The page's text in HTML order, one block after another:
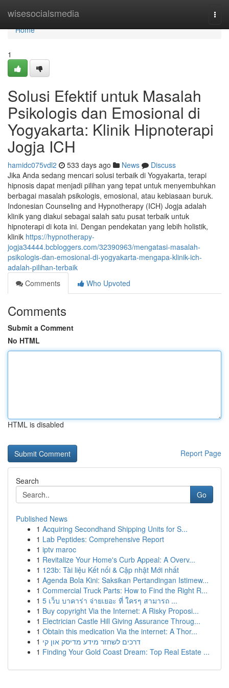
wisesocialsmedia
Home
Home
1
Solusi Efektif untuk Masalah
Psikologis dan Emosional di
Yogyakarta: Klinik Hipnoterapi
Jogja ICH
hamidc075vdl2 533 days ago News
Discuss
Jika Anda sedang mencari solusi terbaik di Yogyakarta, terapi
hipnosis dapat menjadi pilihan yang tepat untuk menyembuhkan
berbagai masalah psikologis, emosional, atau kebiasaan buruk.
Indonesian Counseling and Hypnotherapy (ICH) Jogja adalah
klinik yang diakui sebagai salah satu pusat terbaik untuk
hipnoterapi di kota ini. Dengan pendekatan yang lebih holistik,
klinik https://hypnotherapy-
jogja34444.bcbloggers.com/32390963/mengatasi-masalah-
psikologis-dan-emosional-di-yogyakarta-mengapa-klinik-ich-
adalah-pilihan-terbaik
Comments
Who Upvoted
Comments
Submit a Comment
No HTML
HTML is disabled
Report Page
Search
Go
Published News
1 Acquiring Secondhand Shipping Units for S...
1 Lab Peptides: Comprehensive Report
1 iptv maroc
1 Revitalize Your Home's Curb Appeal: A Overv...
1 123b: Tài liệu Kết nối & Cập nhật Mới nhất
1 Agenda Bola Kini: Saksikan Pertandingan Istimew...
1 Commercial Truck Parts: How to Find the Right R...
1 5 เว็บ บาคาร่า จ่ายเยอะ ที่ ใครๆ สามารถ ...
1 Buy copyright Via the Internet: A Risky Proposi...
1 Electrician Castle Hill Giving Assurance Throug...
1 Obtain this medication Via the internet: A Thor...
1 דרכים לשחזר מידע מדיסק און קי
1 Finding Your Gold Coast Dream: Top Real Estate ...